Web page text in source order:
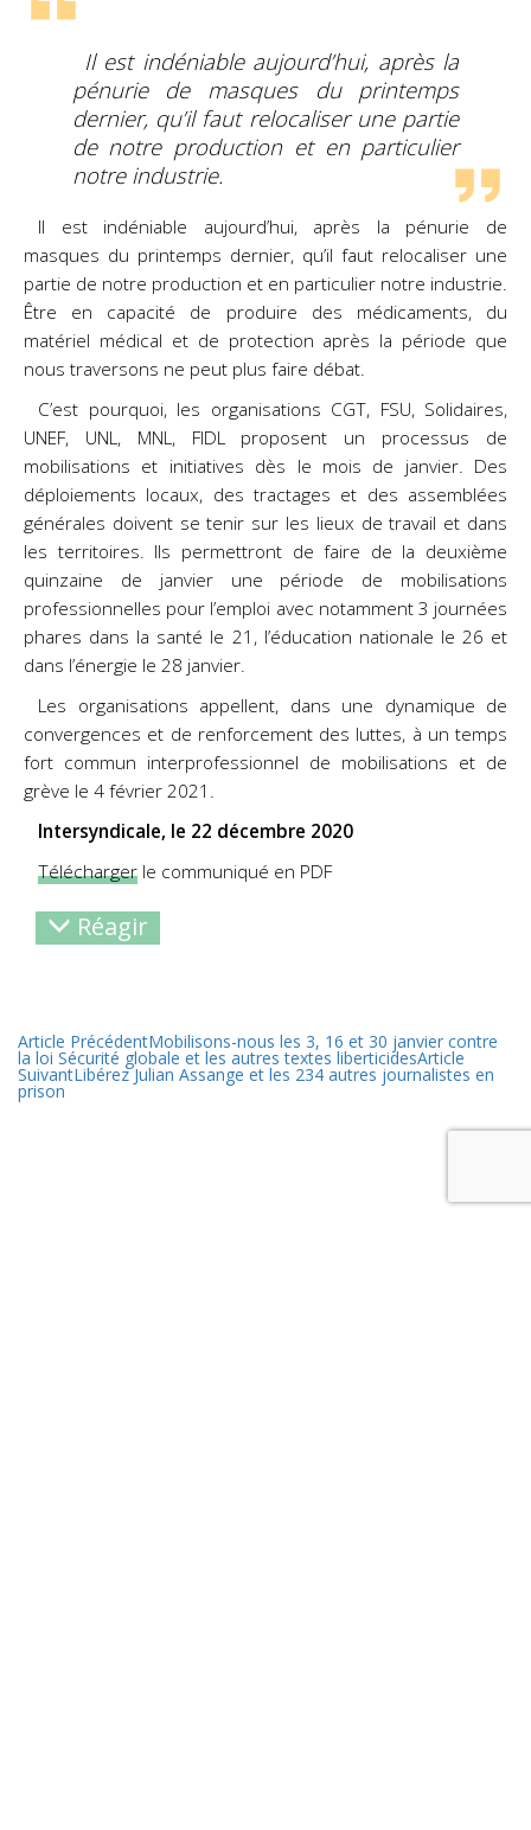
Il est indéniable aujourd’hui, après la
pénurie de masques du printemps
dernier, qu’il faut relocaliser une partie
de notre production et en particulier
notre industrie.
Il est indéniable aujourd’hui, après la pénurie de
masques du printemps dernier, qu’il faut relocaliser une
partie de notre production et en particulier notre industrie.
Être en capacité de produire des médicaments, du
matériel médical et de protection après la période que
nous traversons ne peut plus faire débat.
C’est pourquoi, les organisations CGT, FSU, Solidaires,
UNEF, UNL, MNL, FIDL proposent un processus de
mobilisations et initiatives dès le mois de janvier. Des
déploiements locaux, des tractages et des assemblées
générales doivent se tenir sur les lieux de travail et dans
les territoires. Ils permettront de faire de la deuxième
quinzaine de janvier une période de mobilisations
professionnelles pour l’emploi avec notamment 3 journées
phares dans la santé le 21, l’éducation nationale le 26 et
dans l’énergie le 28 janvier.
Les organisations appellent, dans une dynamique de
convergences et de renforcement des luttes, à un temps
fort commun interprofessionnel de mobilisations et de
grève le 4 février 2021.
Intersyndicale, le 22 décembre 2020
Télécharger le communiqué en PDF
Réagir
Article PrécédentMobilisons-nous les 3, 16 et 30 janvier contre
la loi Sécurité globale et les autres textes liberticidesArticle
SuivantLibérez Julian Assange et les 234 autres journalistes en
prison